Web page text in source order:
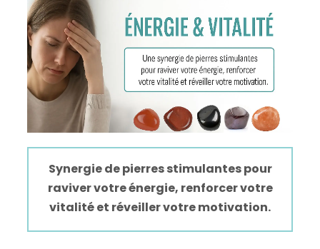
Synergie de pierres stimulantes pour
raviver votre énergie, renforcer votre
vitalité et réveiller votre motivation.